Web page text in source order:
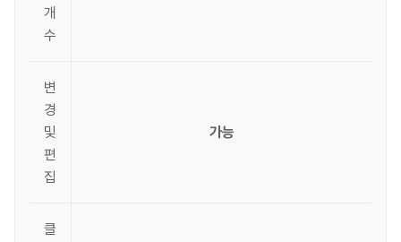
개
수
변
경
및
편
집
가능
클